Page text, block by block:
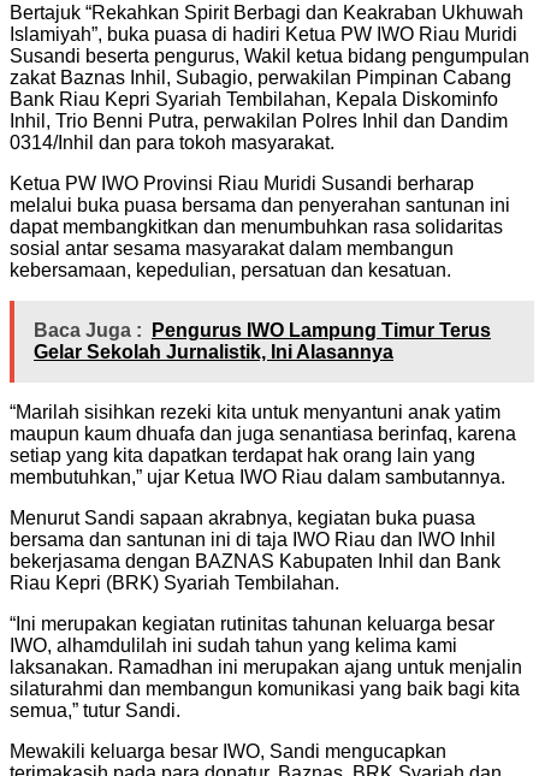
Bertajuk “Rekahkan Spirit Berbagi dan Keakraban Ukhuwah
Islamiyah”, buka puasa di hadiri Ketua PW IWO Riau Muridi
Susandi beserta pengurus, Wakil ketua bidang pengumpulan
zakat Baznas Inhil, Subagio, perwakilan Pimpinan Cabang
Bank Riau Kepri Syariah Tembilahan, Kepala Diskominfo
Inhil, Trio Benni Putra, perwakilan Polres Inhil dan Dandim
0314/Inhil dan para tokoh masyarakat.
Ketua PW IWO Provinsi Riau Muridi Susandi berharap
melalui buka puasa bersama dan penyerahan santunan ini
dapat membangkitkan dan menumbuhkan rasa solidaritas
sosial antar sesama masyarakat dalam membangun
kebersamaan, kepedulian, persatuan dan kesatuan.
Baca Juga :
Pengurus IWO Lampung Timur Terus
Gelar Sekolah Jurnalistik, Ini Alasannya
“Marilah sisihkan rezeki kita untuk menyantuni anak yatim
maupun kaum dhuafa dan juga senantiasa berinfaq, karena
setiap yang kita dapatkan terdapat hak orang lain yang
membutuhkan,” ujar Ketua IWO Riau dalam sambutannya.
Menurut Sandi sapaan akrabnya, kegiatan buka puasa
bersama dan santunan ini di taja IWO Riau dan IWO Inhil
bekerjasama dengan BAZNAS Kabupaten Inhil dan Bank
Riau Kepri (BRK) Syariah Tembilahan.
“Ini merupakan kegiatan rutinitas tahunan keluarga besar
IWO, alhamdulilah ini sudah tahun yang kelima kami
laksanakan. Ramadhan ini merupakan ajang untuk menjalin
silaturahmi dan membangun komunikasi yang baik bagi kita
semua,” tutur Sandi.
Mewakili keluarga besar IWO, Sandi mengucapkan